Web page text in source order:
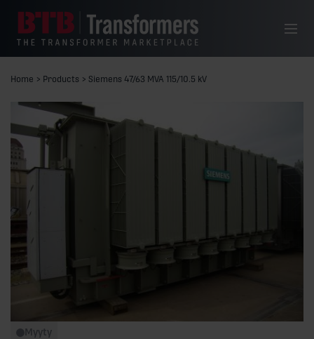
Valikko
Home > Products > Siemens 47/63 MVA 115/10.5 kV
Myyty